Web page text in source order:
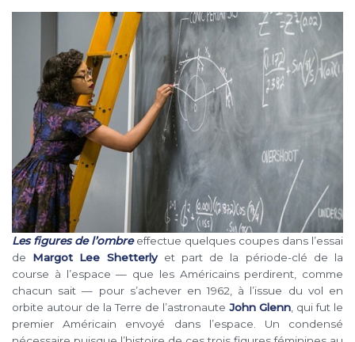
Les figures de l’ombreeffectue quelques coupes dans l’essai
de Margot Lee Shetterlyet part de la période-clé de la
course à l’espace — que les Américains perdirent, comme
chacun sait — pour s’achever en 1962, à l’issue du vol en
orbite autour de la Terre de l’astronaute John Glenn , qui fut le
premier Américain envoyé dans l’espace. Un condensé